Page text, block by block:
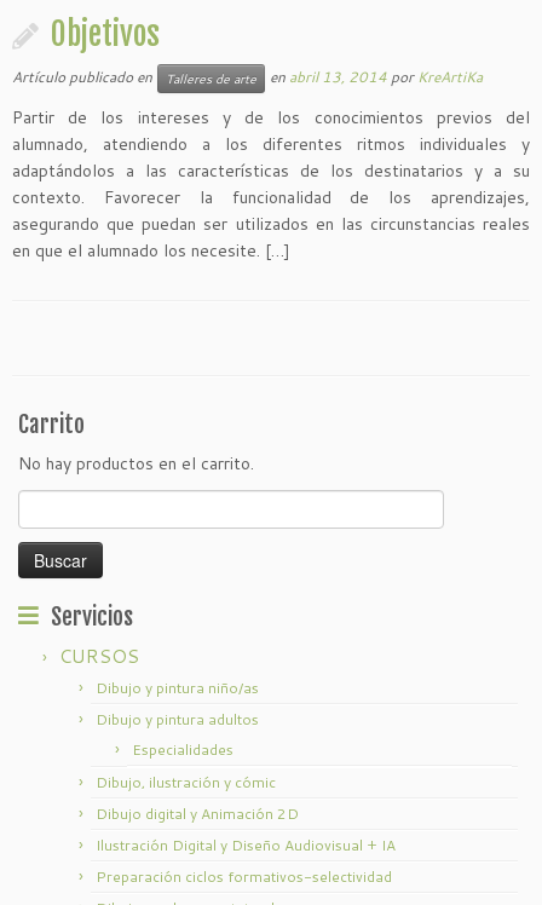
Objetivos
Artículo publicado en Talleres de arte en abril 13, 2014 porKreArtiKa
Partir de los intereses y de los conocimientos previos del
alumnado, atendiendo a los diferentes ritmos individuales y
adaptándolos a las características de los destinatarios y a su
contexto. Favorecer la funcionalidad de los aprendizajes,
asegurando que puedan ser utilizados en las circunstancias reales
en que el alumnado los necesite. […]
Carrito
No hay productos en el carrito.
Buscar:
Servicios
CURSOS
Dibujo y pintura niño/as
Dibujo y pintura adultos
Especialidades
Dibujo, ilustración y cómic
Dibujo digital y Animación 2D
Ilustración Digital y Diseño Audiovisual + IA
Preparación ciclos formativos-selectividad